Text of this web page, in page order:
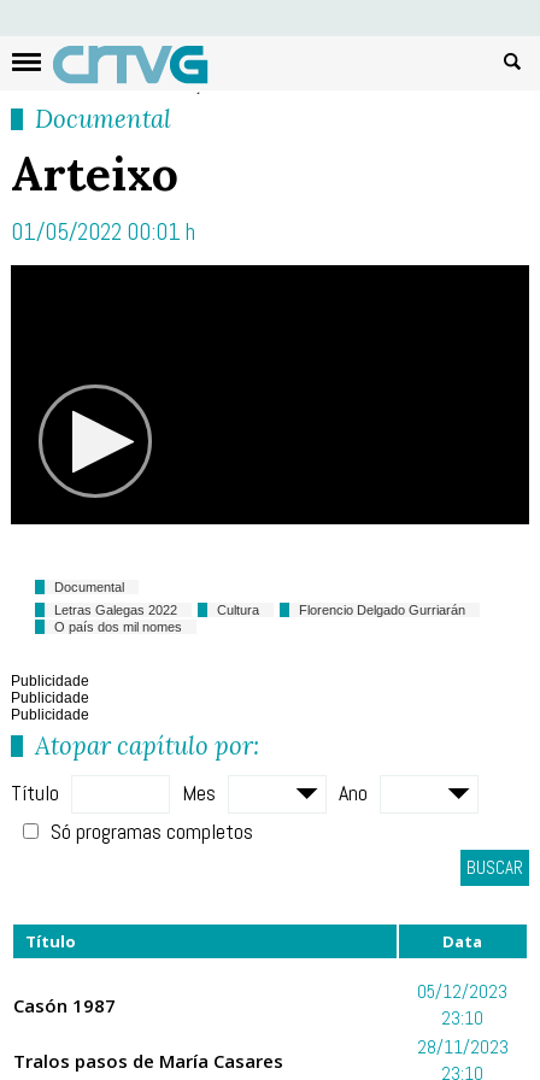
Documental
Arteixo
01/05/2022 00:01 h
Documental
Letras Galegas 2022
Cultura
Florencio Delgado Gurriarán
O país dos mil nomes
Publicidade
Publicidade
Publicidade
Atopar capítulo por:
Título Mes
Ano
Só programas completos
BUSCAR
Título Data
Casón 1987
05/12/2023
23:10
Tralos pasos de María Casares
28/11/2023
23:10